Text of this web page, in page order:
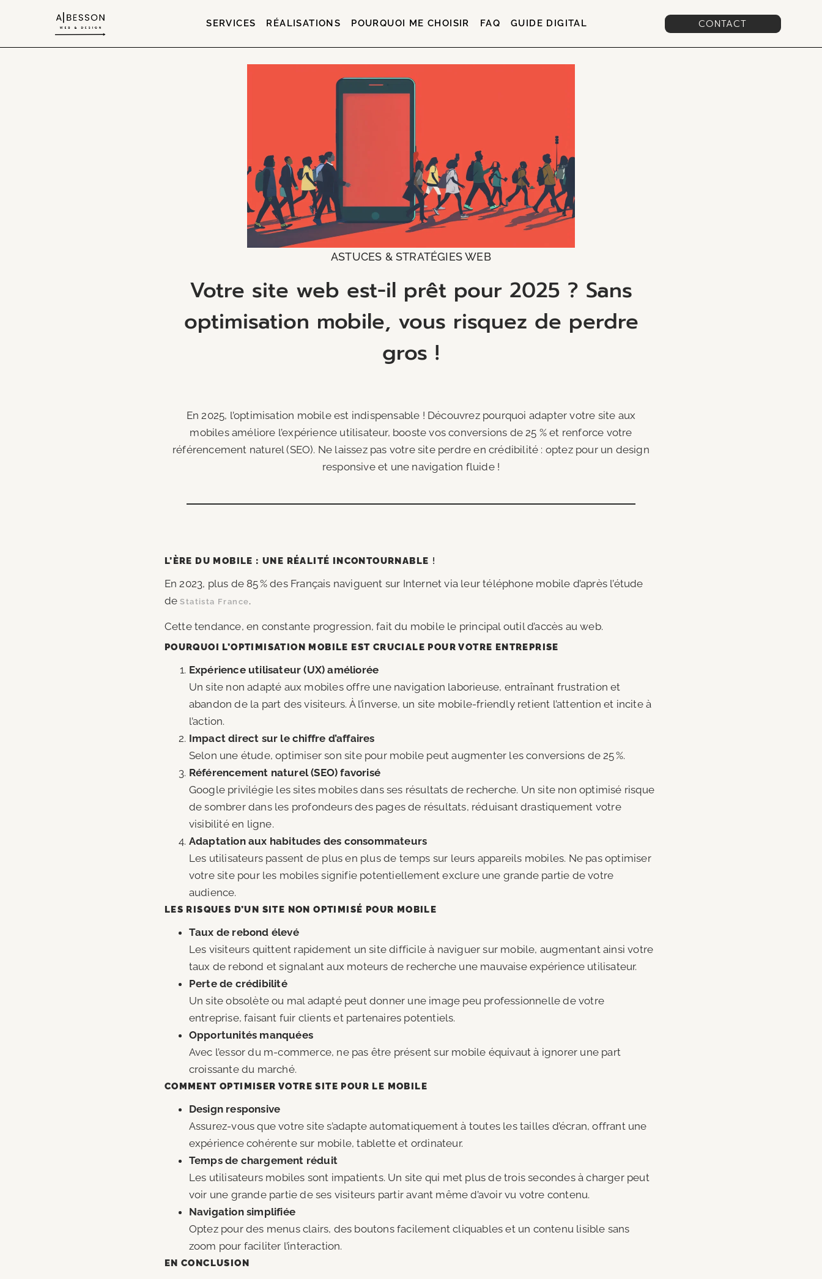
SERVICES RÉALISATIONS POURQUOI ME CHOISIR FAQ GUIDE DIGITAL CONTACT
ASTUCES & STRATÉGIES WEB
Votre site web est-il prêt pour 2025 ? Sans
optimisation mobile, vous risquez de perdre
gros !
En 2025, l’optimisation mobile est indispensable ! Découvrez pourquoi adapter votre site aux
mobiles améliore l’expérience utilisateur, booste vos conversions de 25 % et renforce votre
référencement naturel (SEO). Ne laissez pas votre site perdre en crédibilité : optez pour un design
responsive et une navigation fluide !
L’ÈRE DU MOBILE : UNE RÉALITÉ INCONTOURNABLE !
En 2023, plus de 85 % des Français naviguent sur Internet via leur téléphone mobile d’après l’étude
deStatista France.
Cette tendance, en constante progression, fait du mobile le principal outil d’accès au web.
POURQUOI L’OPTIMISATION MOBILE EST CRUCIALE POUR VOTRE ENTREPRISE
Expérience utilisateur (UX) améliorée
Un site non adapté aux mobiles offre une navigation laborieuse, entraînant frustration et
abandon de la part des visiteurs. À l’inverse, un site mobile-friendly retient l’attention et incite à
l’action.
Impact direct sur le chiffre d’affaires
Selon une étude, optimiser son site pour mobile peut augmenter les conversions de 25 %.
Référencement naturel (SEO) favorisé
Google privilégie les sites mobiles dans ses résultats de recherche. Un site non optimisé risque
de sombrer dans les profondeurs des pages de résultats, réduisant drastiquement votre
visibilité en ligne.
Adaptation aux habitudes des consommateurs
Les utilisateurs passent de plus en plus de temps sur leurs appareils mobiles. Ne pas optimiser
votre site pour les mobiles signifie potentiellement exclure une grande partie de votre
audience.
LES RISQUES D’UN SITE NON OPTIMISÉ POUR MOBILE
Taux de rebond élevé
Les visiteurs quittent rapidement un site difficile à naviguer sur mobile, augmentant ainsi votre
taux de rebond et signalant aux moteurs de recherche une mauvaise expérience utilisateur.
Perte de crédibilité
Un site obsolète ou mal adapté peut donner une image peu professionnelle de votre
entreprise, faisant fuir clients et partenaires potentiels.
Opportunités manquées
Avec l’essor du m-commerce, ne pas être présent sur mobile équivaut à ignorer une part
croissante du marché.
COMMENT OPTIMISER VOTRE SITE POUR LE MOBILE
Design responsive
Assurez-vous que votre site s’adapte automatiquement à toutes les tailles d’écran, offrant une
expérience cohérente sur mobile, tablette et ordinateur.
Temps de chargement réduit
Les utilisateurs mobiles sont impatients. Un site qui met plus de trois secondes à charger peut
voir une grande partie de ses visiteurs partir avant même d’avoir vu votre contenu.
Navigation simplifiée
Optez pour des menus clairs, des boutons facilement cliquables et un contenu lisible sans
zoom pour faciliter l’interaction.
EN CONCLUSION